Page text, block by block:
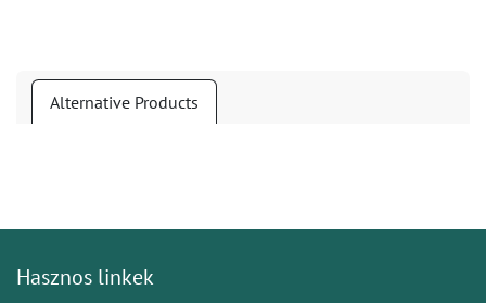
Alternative Products
Hasznos linkek